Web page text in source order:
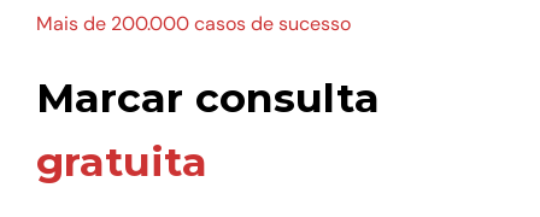
Mais de 200.000 casos de sucesso
Marcar consulta
gratuita